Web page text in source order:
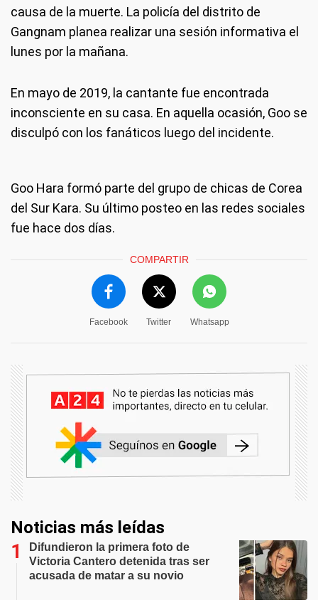
causa de la muerte. La policía del distrito de
Gangnam planea realizar una sesión informativa el
lunes por la mañana.
En mayo de 2019, la cantante fue encontrada
inconsciente en su casa. En aquella ocasión, Goo se
disculpó con los fanáticos luego del incidente.
Goo Hara formó parte del grupo de chicas de Corea
del Sur Kara. Su último posteo en las redes sociales
fue hace dos días.
COMPARTIR
Facebook Twitter Whatsapp
Noticias más leídas
Difundieron la primera foto de
Victoria Cantero detenida tras ser
acusada de matar a su novio